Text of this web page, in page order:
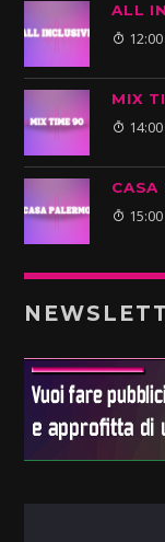
ALL
12:00
MIX
14:00
CASA
15:00